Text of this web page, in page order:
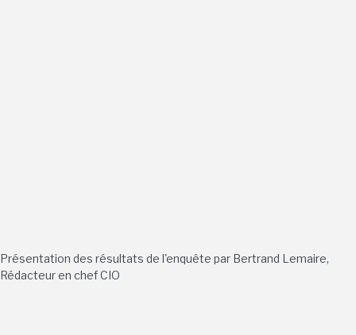
Présentation des résultats de l'enquête par Bertrand Lemaire,
Rédacteur en chef CIO